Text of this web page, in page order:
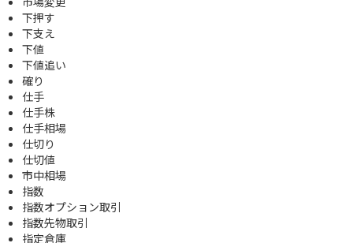
下押す
下支え
下値
下値追い
確り
仕手
仕手株
仕手相場
仕切り
仕切値
市中相場
指数
指数オプション取引
指数先物取引
指定倉庫